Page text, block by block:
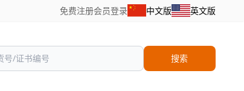
免费注册会员登录 中文版 英文版
搜索